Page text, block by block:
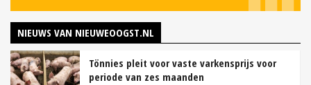
NIEUWS VAN NIEUWEOOGST.NL
Tönnies pleit voor vaste varkensprijs voor
periode van zes maanden